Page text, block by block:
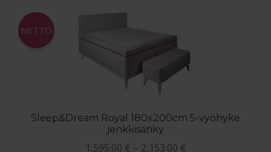
Sleep&Dream Royal 180x200cm 5-vyöhyke
jenkkisänky
NETTO
1,595.00 € – 2,153.00 €